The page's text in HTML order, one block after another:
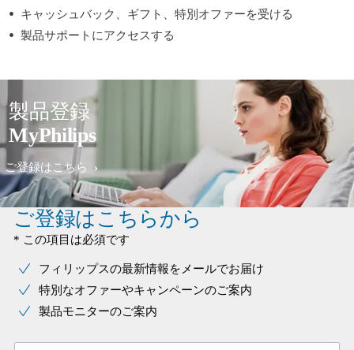
キャッシュバック、ギフト、特別オファーを受ける
製品サポートにアクセスする
製品登録
MyPhilips
ご登録はこちら
ご登録はこちらから
* この項目は必須です
フィリップスの最新情報をメールでお届け
特別なオファーやキャンペーンのご案内
製品モニターのご案内